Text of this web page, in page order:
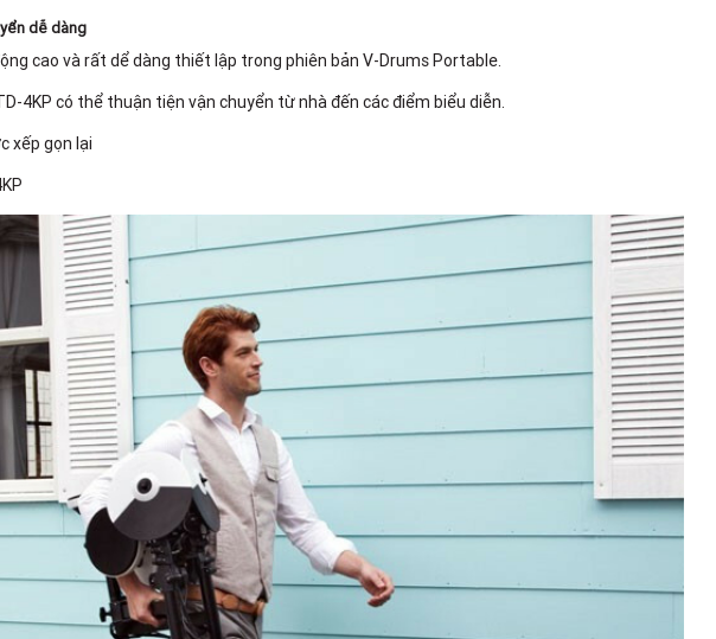
dễ dàng
cao và rất dể dàng thiết lập trong phiên bản V-Drums Portable.
4KP có thể thuận tiện vận chuyển từ nhà đến các điểm biểu diễn.
xếp gọn lại